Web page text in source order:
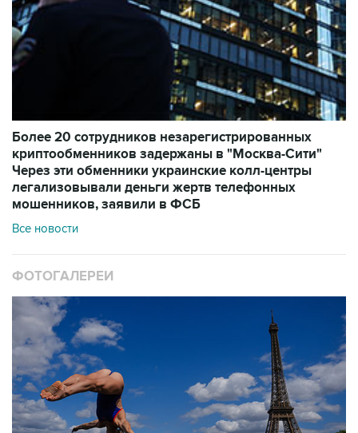
Более 20 сотрудников незарегистрированных
криптообменников задержаны в "Москва-Сити"
Через эти обменники украинские колл-центры
легализовывали деньги жертв телефонных
мошенников, заявили в ФСБ
Все новости
ФОТОГАЛЕРЕИ